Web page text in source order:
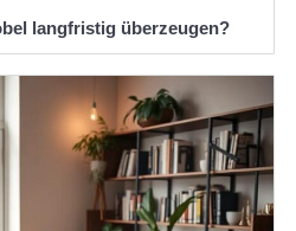
langfristig überzeugen?